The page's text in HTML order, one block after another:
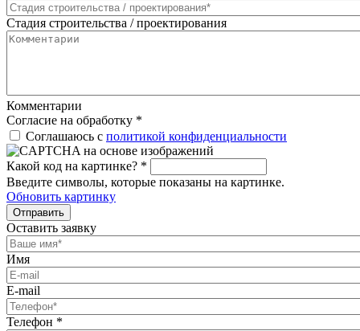
Стадия строительства / проектирования
Комментарии
Согласие на обработку *
Соглашаюсь с политикой конфиденциальности
Какой код на картинке? *
Введите символы, которые показаны на картинке.
Обновить картинку
Отправить
Оставить заявку
Имя
E-mail
Телефон *